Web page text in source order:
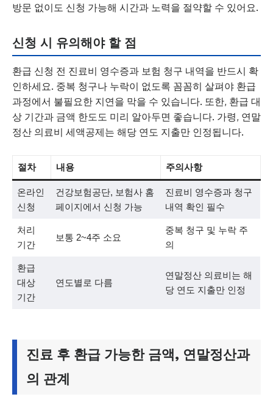
방문 없이도 신청 가능해 시간과 노력을 절약할 수 있어요.
신청 시 유의해야 할 점
환급 신청 전 진료비 영수증과 보험 청구 내역을 반드시 확
인하세요. 중복 청구나 누락이 없도록 꼼꼼히 살펴야 환급
과정에서 불필요한 지연을 막을 수 있습니다. 또한, 환급 대
상 기간과 금액 한도도 미리 알아두면 좋습니다. 가령, 연말
정산 의료비 세액공제는 해당 연도 지출만 인정됩니다.
절차 내용 주의사항
온라인
신청
건강보험공단, 보험사 홈
페이지에서 신청 가능
진료비 영수증과 청구
내역 확인 필수
처리
기간
보통 2~4주 소요
중복 청구 및 누락 주
의
환급
대상
기간
연도별로 다름
연말정산 의료비는 해
당 연도 지출만 인정
진료 후 환급 가능한 금액, 연말정산과
의 관계